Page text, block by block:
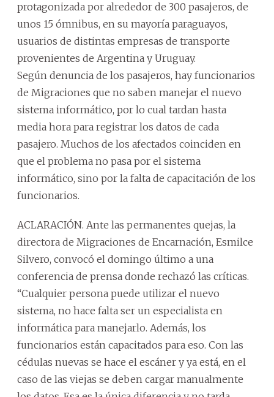
protagonizada por alrededor de 300 pasajeros, de
unos 15 ómnibus, en su mayoría paraguayos,
usuarios de distintas empresas de transporte
provenientes de Argentina y Uruguay.
Según denuncia de los pasajeros, hay funcionarios
de Migraciones que no saben manejar el nuevo
sistema informático, por lo cual tardan hasta
media hora para registrar los datos de cada
pasajero. Muchos de los afectados coinciden en
que el problema no pasa por el sistema
informático, sino por la falta de capacitación de los
funcionarios.
ACLARACIÓN. Ante las permanentes quejas, la
directora de Migraciones de Encarnación, Esmilce
Silvero, convocó el domingo último a una
conferencia de prensa donde rechazó las críticas.
“Cualquier persona puede utilizar el nuevo
sistema, no hace falta ser un especialista en
informática para manejarlo. Además, los
funcionarios están capacitados para eso. Con las
cédulas nuevas se hace el escáner y ya está, en el
caso de las viejas se deben cargar manualmente